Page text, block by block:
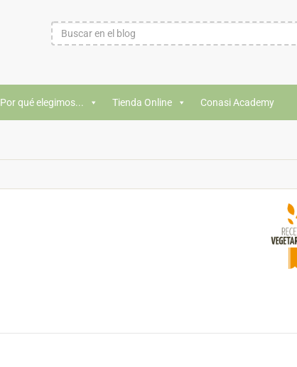
Por qué elegimos... Tienda Online Conasi Academy